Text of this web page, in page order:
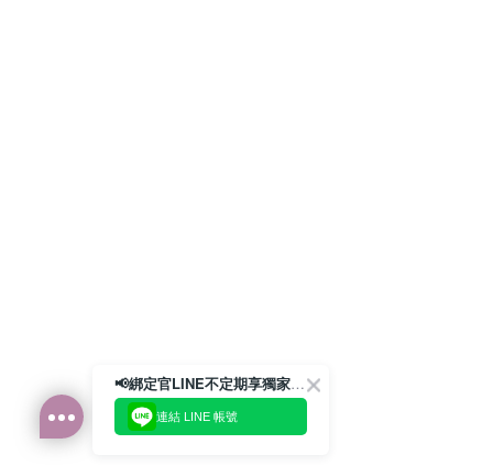
📢綁定官LINE不定期享獨家優惠券
連結 LINE 帳號